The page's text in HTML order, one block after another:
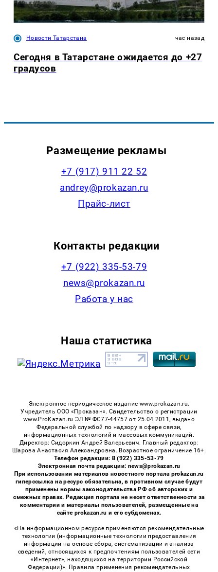
Новости Татарстана час назад
Сегодня в Татарстане ожидается до +27
градусов
Размещение рекламы
+7 (917) 911 22 52
andrey@prokazan.ru
Прайс-лист
Контакты редакции
+7 (922) 335-53-79
news@prokazan.ru
Работа у нас
Наша статистика
Электронное периодическое издание www.prokazan.ru.
Учредитель ООО «Проказан». Cвидетельство о регистрации
www.ProKazan.ru ЭЛ № ФС77-44757 от 25.04.2011, выдано
Федеральной службой по надзору в сфере связи,
информационных технологий и массовых коммуникаций.
Директор: Сидоркин Андрей Валерьевич. Главный редактор:
Шарова Анастасия Александровна. Возрастное ограничение 16+.
Телефон редакции: 8 (922) 335-53-79
Электронная почта редакции: news@prokazan.ru
При использовании материалов новостного портала prokazan.ru
гиперссылка на ресурс обязательна, в противном случае будут
применены нормы законодательства РФ об авторских и
смежных правах. Редакция портала не несет ответственности за
комментарии и материалы пользователей, размещенные на
сайте prokazan.ru и его субдоменах.
«На информационном ресурсе применяются рекомендательные
технологии (информационные технологии предоставления
информации на основе сбора, систематизации и анализа
сведений, относящихся к предпочтениям пользователей сети
«Интернет», находящихся на территории Российской
Федерации)». Правила применения рекомендательных